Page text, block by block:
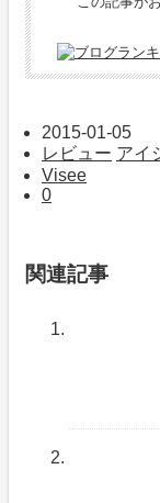
2015-01-05
レビュー アイ
Visee
0
関連記事